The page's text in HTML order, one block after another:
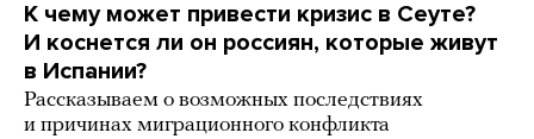
К чему может привести кризис в Сеуте?
И коснется ли он россиян, которые живут
в Испании?
Рассказываем о возможных последствиях
и причинах миграционного конфликта